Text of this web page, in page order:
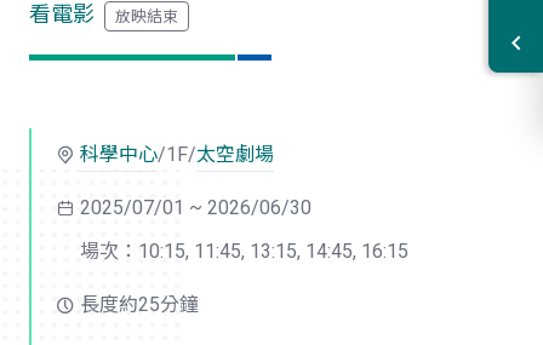
看電影
科學中心/1F/太空劇場
2025/07/01 ~ 2026/06/30
場次：10:15, 11:45, 13:15, 14:45, 16:15
長度約25分鐘